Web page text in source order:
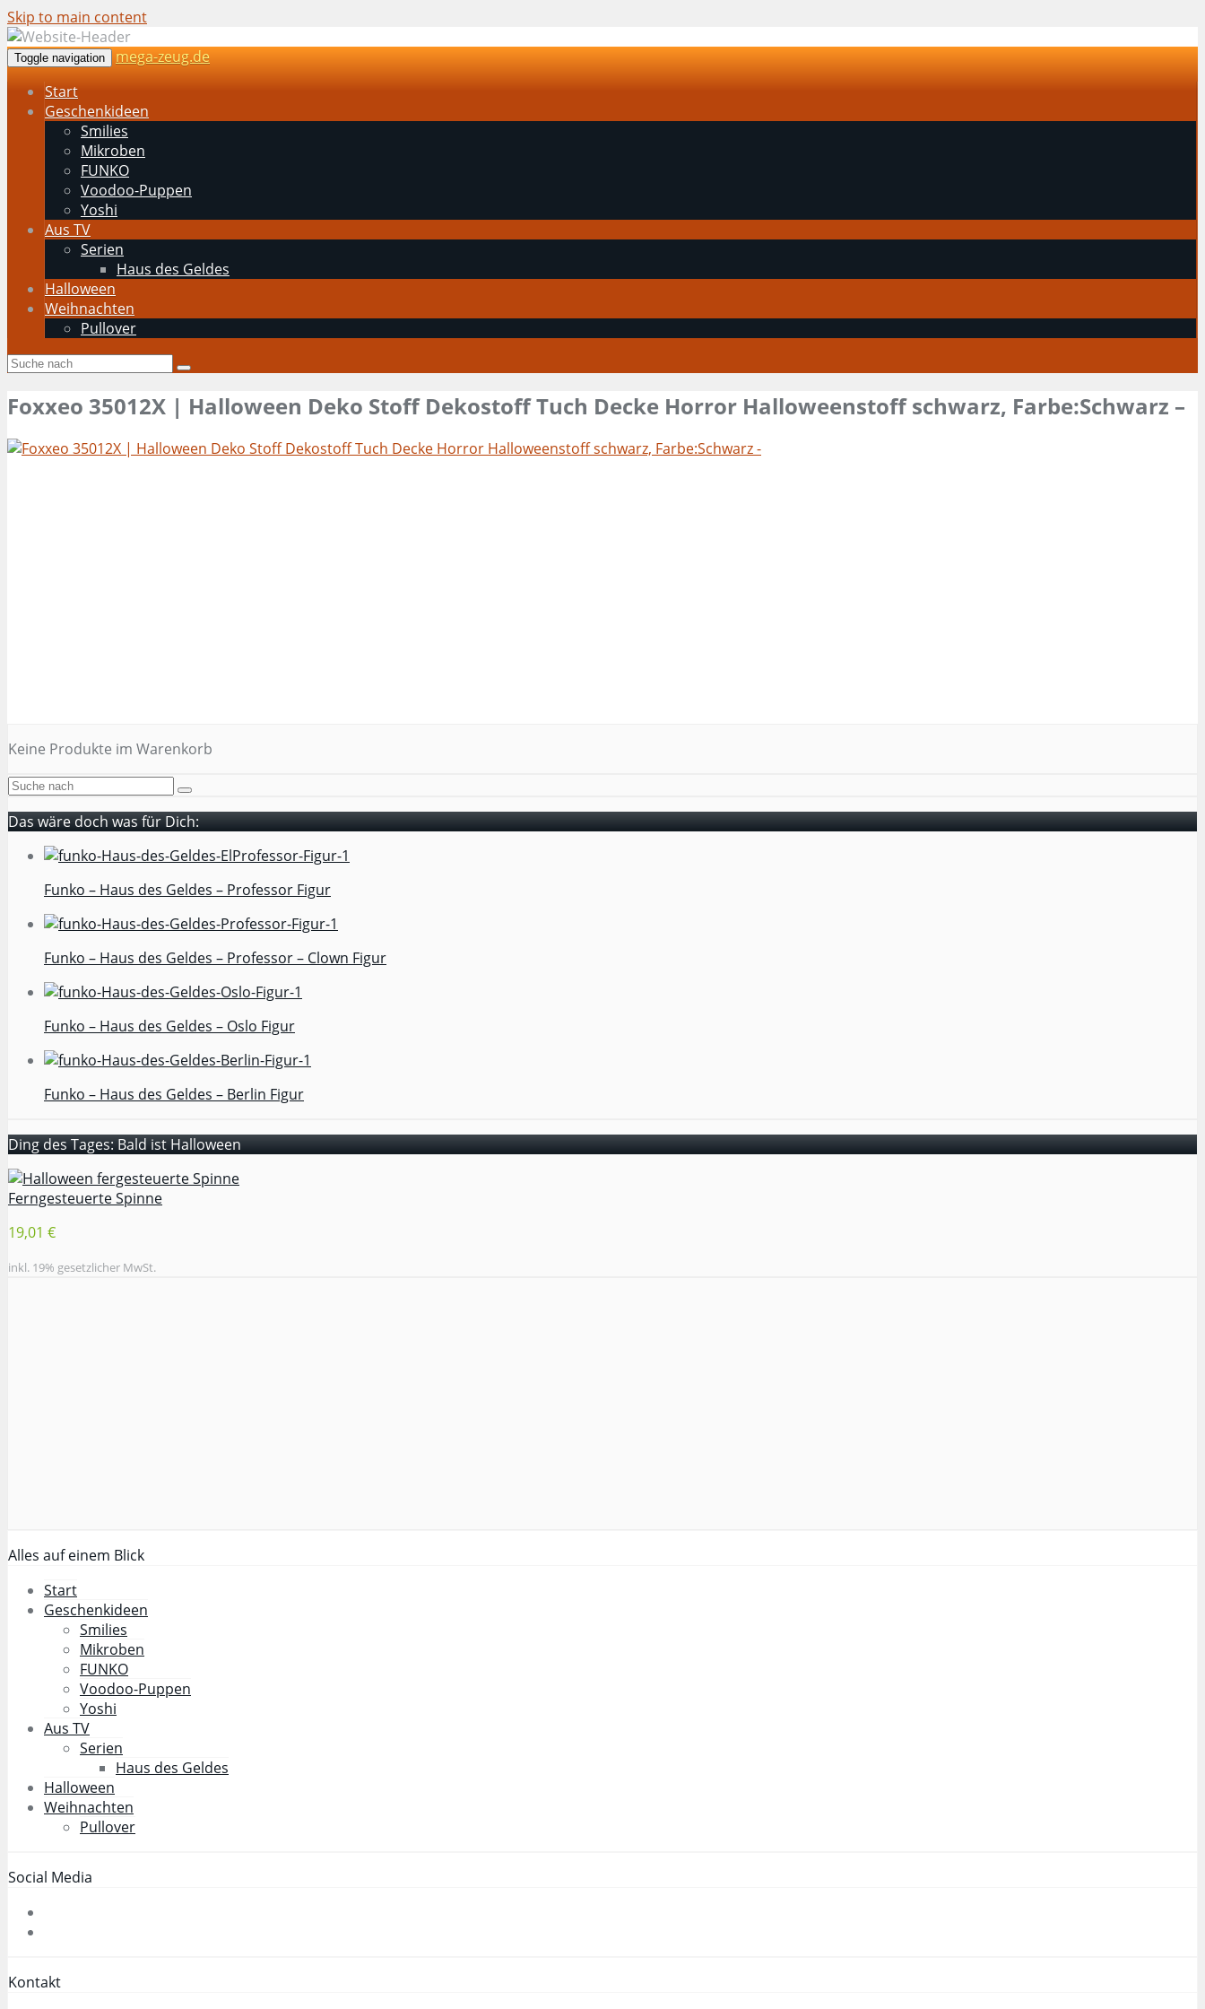
Skip to main content
Toggle navigation
mega-zeug.de
Start
Geschenkideen
Smilies
Mikroben
FUNKO
Voodoo-Puppen
Yoshi
Aus TV
Serien
Haus des Geldes
Halloween
Weihnachten
Pullover
Foxxeo 35012X | Halloween Deko Stoff Dekostoff Tuch Decke Horror Halloweenstoff schwarz, Farbe:Schwarz –
Keine Produkte im Warenkorb
Das wäre doch was für Dich:
Funko – Haus des Geldes – Professor Figur
Funko – Haus des Geldes – Professor – Clown Figur
Funko – Haus des Geldes – Oslo Figur
Funko – Haus des Geldes – Berlin Figur
Ding des Tages: Bald ist Halloween
Ferngesteuerte Spinne
19,01 €
inkl. 19% gesetzlicher MwSt.
Alles auf einem Blick
Start
Geschenkideen
Smilies
Mikroben
FUNKO
Voodoo-Puppen
Yoshi
Aus TV
Serien
Haus des Geldes
Halloween
Weihnachten
Pullover
Social Media
Kontakt